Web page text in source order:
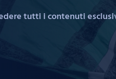
tutti i contenuti